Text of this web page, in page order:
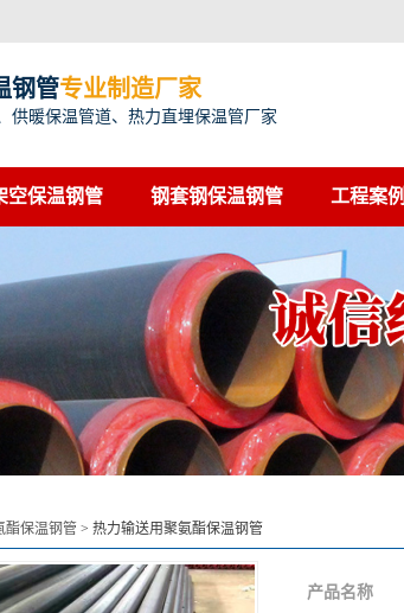
钢管专业制造厂家
供暖保温管道、热力直埋保温管厂家
空保温钢管 钢套钢保温钢管 工程案例
酯保温钢管 > 热力输送用聚氨酯保温钢管
产品名称